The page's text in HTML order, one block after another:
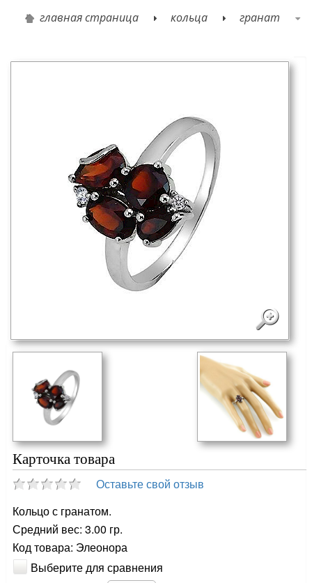
главная страница кольца гранат
Карточка товара
Оставьте свой отзыв
Кольцо с гранатом.
Средний вес: 3.00 гр.
Код товара: Элеонора
Выберите для сравнения